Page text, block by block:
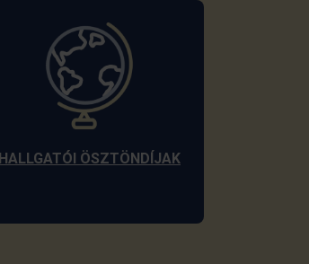
HALLGATÓI ÖSZTÖNDÍJAK